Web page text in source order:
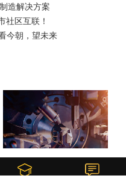
造解决方案
社区互联！
今朝，望未来
DELMIAWORKS